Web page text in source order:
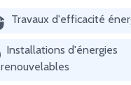
Travaux d'efficacité
Installations d'énergies
renouvelables